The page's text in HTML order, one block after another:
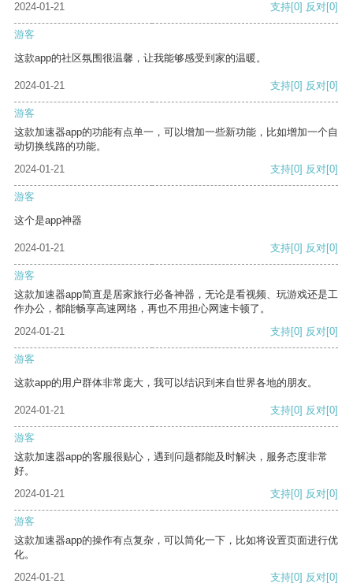
2024-01-21
支持[0] 反对[0]
游客
这款app的社区氛围很温馨，让我能够感受到家的温暖。
2024-01-21 支持[0] 反对[0]
游客
这款加速器app的功能有点单一，可以增加一些新功能，比如增加一个自
动切换线路的功能。
2024-01-21
支持[0] 反对[0]
游客
这个是app神器
2024-01-21 支持[0] 反对[0]
游客
这款加速器app简直是居家旅行必备神器，无论是看视频、玩游戏还是工
作办公，都能畅享高速网络，再也不用担心网速卡顿了。
2024-01-21
支持[0] 反对[0]
游客
这款app的用户群体非常庞大，我可以结识到来自世界各地的朋友。
2024-01-21 支持[0] 反对[0]
游客
这款加速器app的客服很贴心，遇到问题都能及时解决，服务态度非常
好。
2024-01-21
支持[0] 反对[0]
游客
这款加速器app的操作有点复杂，可以简化一下，比如将设置页面进行优
化。
2024-01-21
支持[0] 反对[0]